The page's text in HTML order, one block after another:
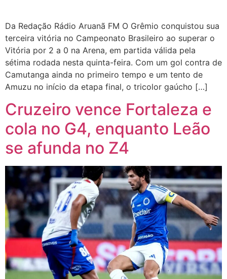
Da Redação Rádio Aruanã FM O Grêmio conquistou sua
terceira vitória no Campeonato Brasileiro ao superar o
Vitória por 2 a 0 na Arena, em partida válida pela
sétima rodada nesta quinta-feira. Com um gol contra de
Camutanga ainda no primeiro tempo e um tento de
Amuzu no início da etapa final, o tricolor gaúcho […]
Cruzeiro vence Fortaleza e
cola no G4, enquanto Leão
se afunda no Z4